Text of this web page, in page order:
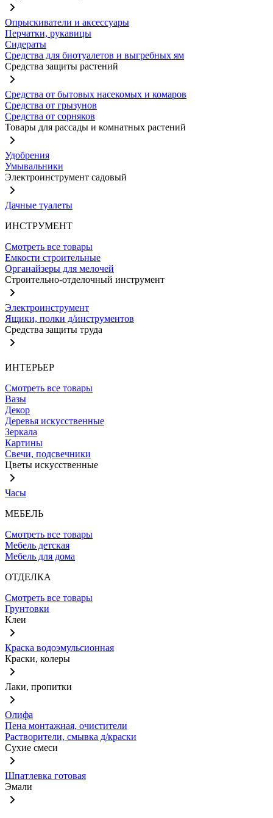
Опрыскиватели и аксессуары
Перчатки, рукавицы
Сидераты
Средства для биотуалетов и выгребных ям
Средства защиты растений
Средства от бытовых насекомых и комаров
Средства от грызунов
Средства от сорняков
Товары для рассады и комнатных растений
Удобрения
Умывальники
Электроинструмент садовый
Дачные туалеты
ИНСТРУМЕНТ
Смотреть все товары
Емкости строительные
Органайзеры для мелочей
Строительно-отделочный инструмент
Электроинструмент
Ящики, полки д/инструментов
Средства защиты труда
ИНТЕРЬЕР
Смотреть все товары
Вазы
Декор
Деревья искусственные
Зеркала
Картины
Свечи, подсвечники
Цветы искусственные
Часы
МЕБЕЛЬ
Смотреть все товары
Мебель детская
Мебель для дома
ОТДЕЛКА
Смотреть все товары
Грунтовки
Клеи
Краска водоэмульсионная
Краски, колеры
Лаки, пропитки
Олифа
Пена монтажная, очистители
Растворители, смывка д/краски
Сухие смеси
Шпатлевка готовая
Эмали